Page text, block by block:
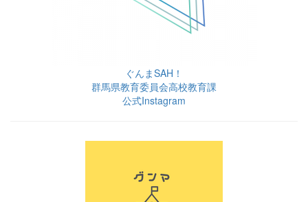
ぐんまSAH！
群馬県教育委員会高校教育課
公式Instagram